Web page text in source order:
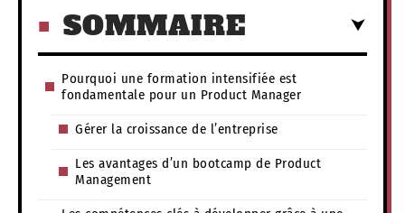
SOMMAIRE
Pourquoi une formation intensifiée est
fondamentale pour un Product Manager
Gérer la croissance de l’entreprise
Les avantages d’un bootcamp de Product
Management